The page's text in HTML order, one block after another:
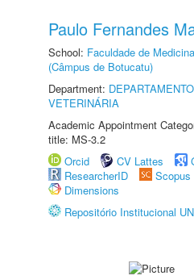
Paulo Fernandes
School: Faculdade de
(Câmpus de Botucatu)
Department:
VETERINÁRIA
Academic Appointment
title: MS-3.2
Orcid
CV Lattes
ResearcherID
Scopus
Dimensions
Repositório Institucional